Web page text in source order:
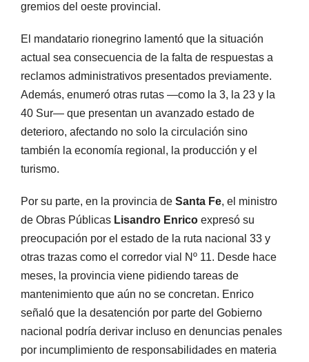
gremios del oeste provincial.
El mandatario rionegrino lamentó que la situación
actual sea consecuencia de la falta de respuestas a
reclamos administrativos presentados previamente.
Además, enumeró otras rutas —como la 3, la 23 y la
40 Sur— que presentan un avanzado estado de
deterioro, afectando no solo la circulación sino
también la economía regional, la producción y el
turismo.
Por su parte, en la provincia de Santa Fe, el ministro
de Obras Públicas Lisandro Enrico expresó su
preocupación por el estado de la ruta nacional 33 y
otras trazas como el corredor vial Nº 11. Desde hace
meses, la provincia viene pidiendo tareas de
mantenimiento que aún no se concretan. Enrico
señaló que la desatención por parte del Gobierno
nacional podría derivar incluso en denuncias penales
por incumplimiento de responsabilidades en materia